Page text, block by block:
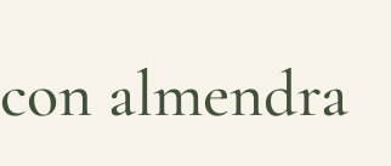
almendra